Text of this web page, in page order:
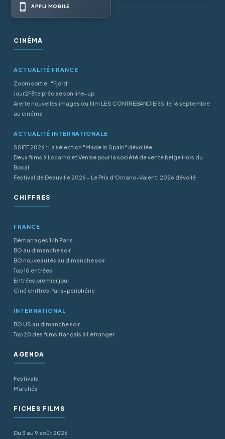
APPLI MOBILE
CINÉMA
ACTUALITÉ FRANCE
Zoom sortie : "Fjord"
Jour2Fête précise son line-up
Alerte nouvelles images du film LES CONTREBANDIERS, le 16 septembre
au cinéma
ACTUALITÉ INTERNATIONALE
SSIFF 2026 : La sélection "Made in Spain" dévoilée
Deux films à Locarno et Venise pour la société de vente belge Hors du
Bocal
Festival de Deauville 2026 - Le Prix d'Ornano-Valenti 2026 dévoilé
CHIFFRES
FRANCE
Démarrages 14h Paris
BO au dimanche soir
BO nouveautés au dimanche soir
Top 10 entrées
Entrées premier jour
Ciné chiffres Paris-periphérie
INTERNATIONAL
BO US au dimanche soir
Top 20 des films français à l’étranger
AGENDA
Festivals
Marchés
FICHES FILMS
Du 3 au 9 août 2026